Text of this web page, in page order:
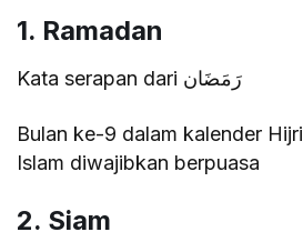
1. Ramadan
Kata serapan dari رَمَضَان
Bulan ke-9 dalam kalender
Islam diwajibkan berpuasa
2. Siam